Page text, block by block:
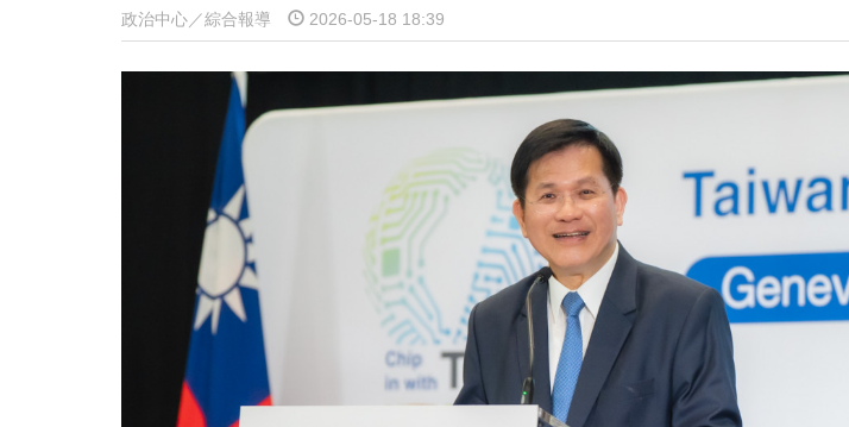
政治中心／綜合報導 2026-05-18 18:39